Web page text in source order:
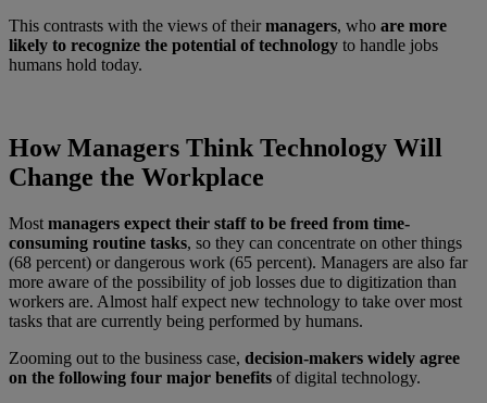
This contrasts with the views of theirmanagers, who are more
likely to recognize the potential of technology to handle jobs
humans hold today.
How Managers Think Technology Will
Change the Workplace
Most managers expect their staff to be freed from time-
consuming routine tasks, so they can concentrate on other things
(68 percent) or dangerous work (65 percent). Managers are also far
more aware of the possibility of job losses due to digitization than
workers are. Almost half expect new technology to take over most
tasks that are currently being performed by humans.
Zooming out to the business case, decision-makers widely agree
on the following four major benefits of digital technology.